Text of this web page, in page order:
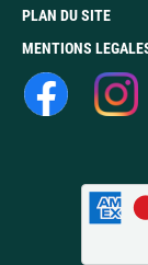
PLAN DU SITE
MENTIONS